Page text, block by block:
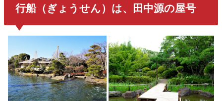
行船（ぎょうせん）は、田中源の屋号